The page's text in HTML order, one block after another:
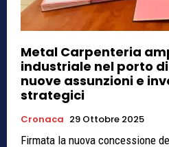
Metal Carpenteria
industriale nel porto di
nuove assunzioni e
strategici
Cronaca 29 Ottobre 2025
Firmata la nuova concessione